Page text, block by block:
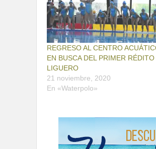
REGRESO AL CENTRO
EN BUSCA DEL PRIMER RÉDITO
LIGUERO
21 noviembre, 2020
En «Waterpolo»